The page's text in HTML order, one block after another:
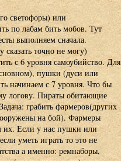
светофоры) или
по лабам бить мобов. Тут
выполняем сначала.
точно не могу)
с 6 уровня самоубийство. Для
пушки (дуси или
начинаем с 7 уровня. Что бы
логову. Пираты обитающие
грабить фармеров(других
на бой). Фармеры
их. Если у нас пушки или
уметь играть то это не
а именно: ремнаборы,